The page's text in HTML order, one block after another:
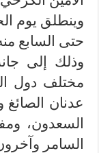
وينطلق يوم
حتى السابع
وذلك إلى
مختلف دول
عدنان الصائغ
السعدون،
السامر